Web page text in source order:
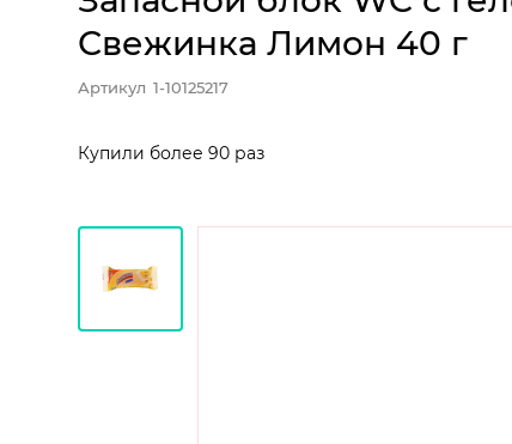
Свежинка Лимон 40 г
Артикул 1-10125217
Купили более 90 раз